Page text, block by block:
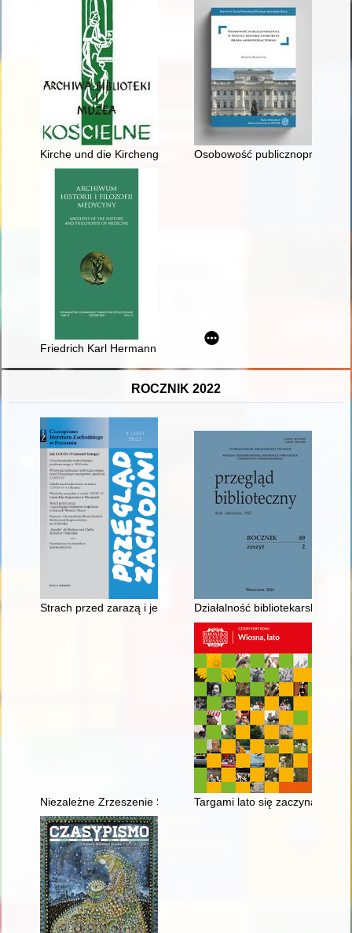
Kirche und die Kirchengemeinde in Heiligenthal (Świątki)
Osobowość publicznoprawna
Friedrich Karl Hermann Entress (1914-1947) : sylwetka
ROCZNIK 2022
Strach przed zarazą i jego religijno-kulturowe implikacje w
Działalność bibliotekarska
Niezależne Zrzeszenie Studentów - największa organizacja
Targami lato się zaczyna